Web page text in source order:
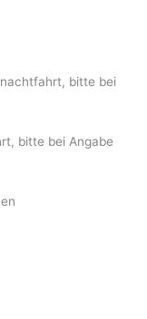
bitte bei
bitte bei Angabe